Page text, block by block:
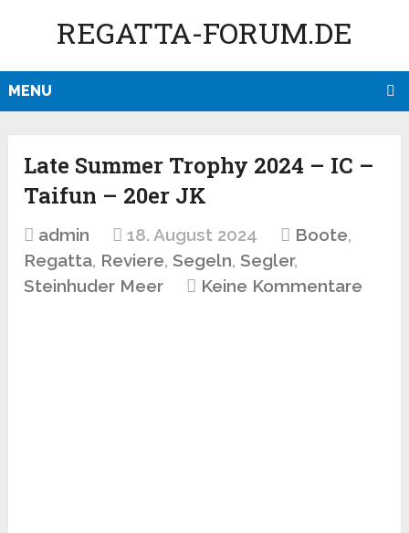
REGATTA-FORUM.DE
MENU
Late Summer Trophy 2024 – IC –
Taifun – 20er JK
admin 18. August 2024 Boote,
Regatta, Reviere,Segeln,Segler,
Steinhuder Meer
Keine Kommentare